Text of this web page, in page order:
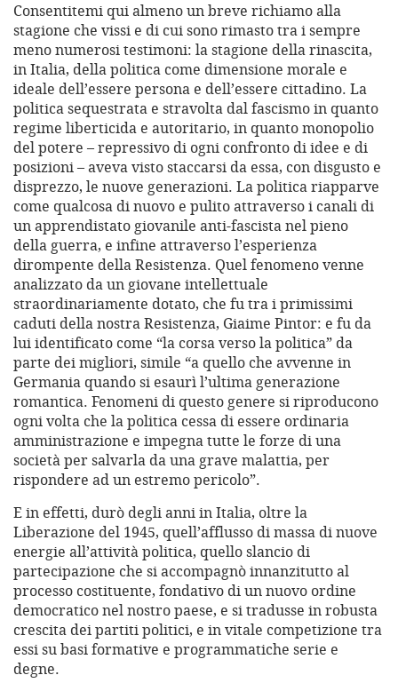
Consentitemi qui almeno un breve richiamo alla
stagione che vissi e di cui sono rimasto tra i sempre
meno numerosi testimoni: la stagione della rinascita,
in Italia, della politica come dimensione morale e
ideale dell’essere persona e dell’essere cittadino. La
politica sequestrata e stravolta dal fascismo in quanto
regime liberticida e autoritario, in quanto monopolio
del potere – repressivo di ogni confronto di idee e di
posizioni – aveva visto staccarsi da essa, con disgusto e
disprezzo, le nuove generazioni. La politica riapparve
come qualcosa di nuovo e pulito attraverso i canali di
un apprendistato giovanile anti-fascista nel pieno
della guerra, e infine attraverso l’esperienza
dirompente della Resistenza. Quel fenomeno venne
analizzato da un giovane intellettuale
straordinariamente dotato, che fu tra i primissimi
caduti della nostra Resistenza, Giaime Pintor: e fu da
lui identificato come “la corsa verso la politica” da
parte dei migliori, simile “a quello che avvenne in
Germania quando si esaurì l’ultima generazione
romantica. Fenomeni di questo genere si riproducono
ogni volta che la politica cessa di essere ordinaria
amministrazione e impegna tutte le forze di una
società per salvarla da una grave malattia, per
rispondere ad un estremo pericolo”.
E in effetti, durò degli anni in Italia, oltre la
Liberazione del 1945, quell’afflusso di massa di nuove
energie all’attività politica, quello slancio di
partecipazione che si accompagnò innanzitutto al
processo costituente, fondativo di un nuovo ordine
democratico nel nostro paese, e si tradusse in robusta
crescita dei partiti politici, e in vitale competizione tra
essi su basi formative e programmatiche serie e
degne.